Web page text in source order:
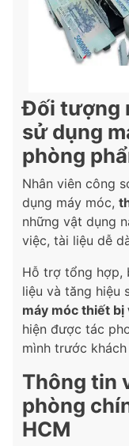
Đối tượng
sử dụng
phòng
Nhân viên công
dụng máy móc,
những vật dụng
việc, tài liệu dễ
Hỗ trợ tổng hợp,
liệu và tăng hiệu
máy móc thiết bị
hiện được tác
mình trước
Thông tin
phòng
HCM